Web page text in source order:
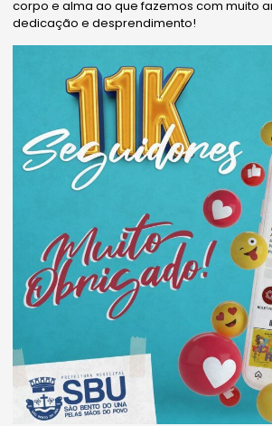
corpo e alma ao que fazemos com muito
dedicação e desprendimento!